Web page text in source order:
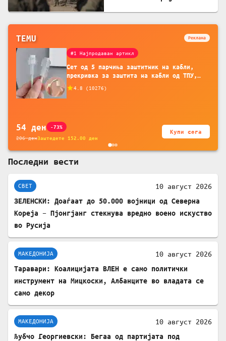
TEMU Реклама
#1 Најпродаван артикл
Сет од 5 парчиња заштитник на кабли,
прекривка за заштита на кабли од ТПУ,
батерија, за мобилни телефони, комплет
4.8 ( 10276)
54 ден -73%
206денЗаштедете 152.00 ден
Купи сега
Последни вести
СВЕТ 10 август 2026
ЗЕЛЕНСКИ: Доаѓаат до 50.000 војници од Северна
Кореја – Пјонгјанг стекнува вредно воено искуство
во Русија
МАКЕДОНИЈА 10 август 2026
Таравари: Коалицијата ВЛЕН е само политички
инструмент на Мицкоски, Албанците во владата се
само декор
МАКЕДОНИЈА 10 август 2026
Љубчо Георгиевски: Бегаа од партијата под